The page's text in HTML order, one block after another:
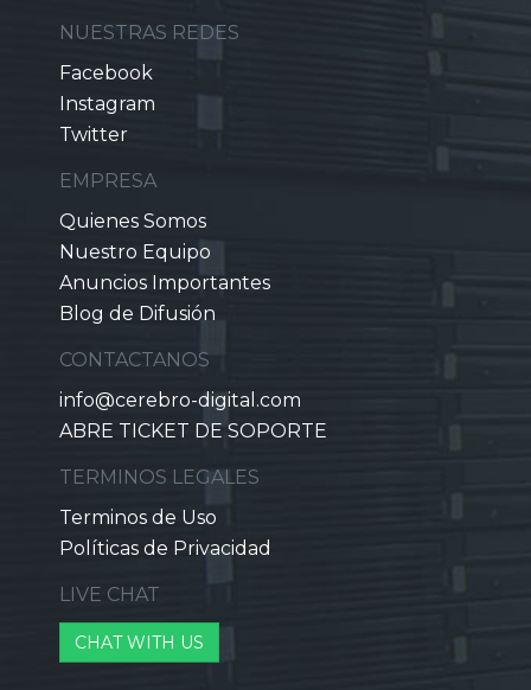
NUESTRAS REDES
Facebook
Instagram
Twitter
EMPRESA
Quienes Somos
Nuestro Equipo
Anuncios Importantes
Blog de Difusión
CONTACTANOS
info@cerebro-digital.com
ABRE TICKET DE SOPORTE
TERMINOS LEGALES
Terminos de Uso
Políticas de Privacidad
LIVE CHAT
CHAT WITH US